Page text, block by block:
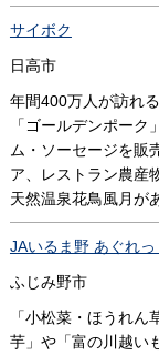
サイボク
日高市
年間400万人が訪れ
「ゴールデンポー
ム・ソーセージを販
ア、レストラン農産
天然温泉花鳥風月が
JAいるま野 あぐれ
ふじみ野市
「小松菜・ほうれ
芋」や「富の川越い